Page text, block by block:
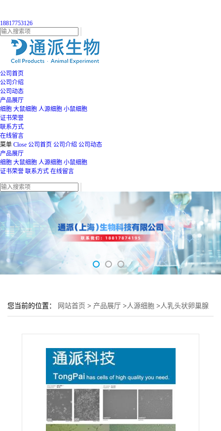
18817753126
公司首页
公司介绍
公司动态
产品展厅
细胞 大鼠细胞 人源细胞 小鼠细胞
证书荣誉
联系方式
在线留言
菜单 Close 公司首页 公司介绍 公司动态
产品展厅
细胞 大鼠细胞 人源细胞 小鼠细胞
证书荣誉 联系方式 在线留言
您当前的位置： 网站首页 > 产品展厅 >人源细胞 >人乳头状卵巢腺